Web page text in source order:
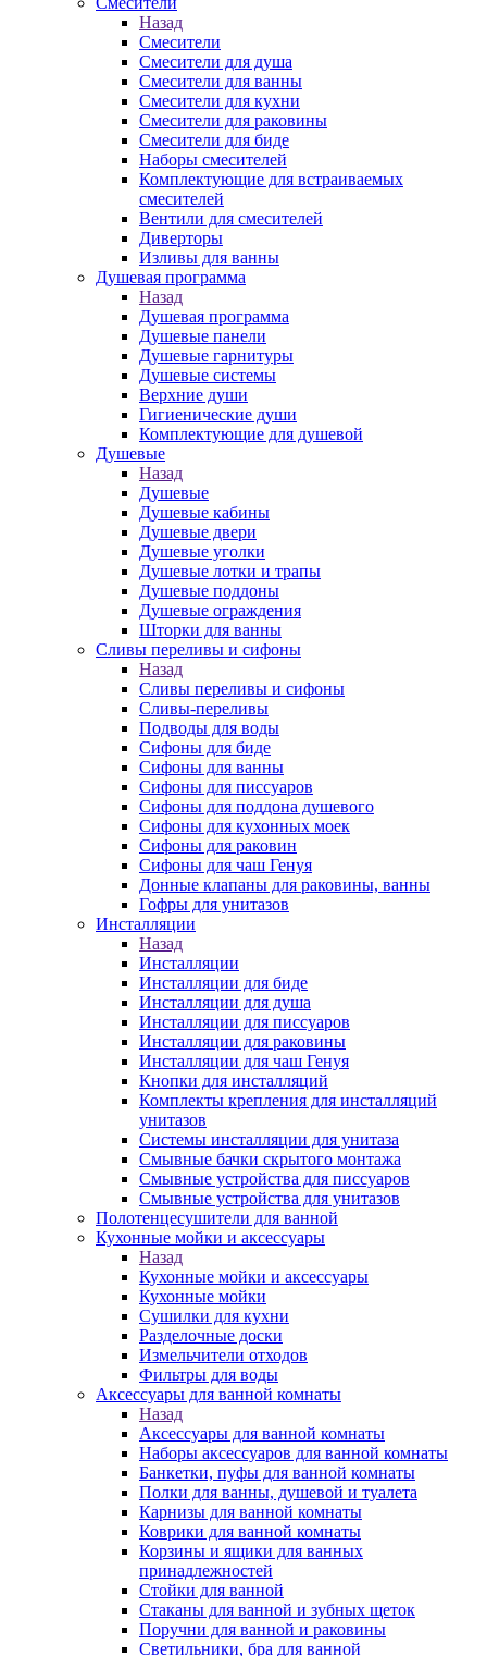
Назад
Смесители
Смесители для душа
Смесители для ванны
Смесители для кухни
Смесители для раковины
Смесители для биде
Наборы смесителей
Комплектующие для встраиваемых
смесителей
Вентили для смесителей
Диверторы
Изливы для ванны
Душевая программа
Назад
Душевая программа
Душевые панели
Душевые гарнитуры
Душевые системы
Верхние души
Гигиенические души
Комплектующие для душевой
Душевые
Назад
Душевые
Душевые кабины
Душевые двери
Душевые уголки
Душевые лотки и трапы
Душевые поддоны
Душевые ограждения
Шторки для ванны
Сливы переливы и сифоны
Назад
Сливы переливы и сифоны
Сливы-переливы
Подводы для воды
Сифоны для биде
Сифоны для ванны
Сифоны для писсуаров
Сифоны для поддона душевого
Сифоны для кухонных моек
Сифоны для раковин
Сифоны для чаш Генуя
Донные клапаны для раковины, ванны
Гофры для унитазов
Инсталляции
Назад
Инсталляции
Инсталляции для биде
Инсталляции для душа
Инсталляции для писсуаров
Инсталляции для раковины
Инсталляции для чаш Генуя
Кнопки для инсталляций
Комплекты крепления для инсталляций
унитазов
Системы инсталляции для унитаза
Смывные бачки скрытого монтажа
Смывные устройства для писсуаров
Смывные устройства для унитазов
Полотенцесушители для ванной
Кухонные мойки и аксессуары
Назад
Кухонные мойки и аксессуары
Кухонные мойки
Сушилки для кухни
Разделочные доски
Измельчители отходов
Фильтры для воды
Аксессуары для ванной комнаты
Назад
Аксессуары для ванной комнаты
Наборы аксессуаров для ванной комнаты
Банкетки, пуфы для ванной комнаты
Полки для ванны, душевой и туалета
Карнизы для ванной комнаты
Коврики для ванной комнаты
Корзины и ящики для ванных
принадлежностей
Стойки для ванной
Стаканы для ванной и зубных щеток
Поручни для ванной и раковины
Светильники, бра для ванной